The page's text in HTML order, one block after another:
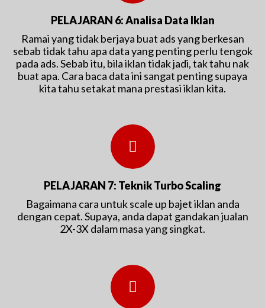
PELAJARAN 6: Analisa Data Iklan
Ramai yang tidak berjaya buat ads yang berkesan
sebab tidak tahu apa data yang penting perlu tengok
pada ads. Sebab itu, bila iklan tidak jadi, tak tahu nak
buat apa. Cara baca data ini sangat penting supaya
kita tahu setakat mana prestasi iklan kita.
PELAJARAN 7: Teknik Turbo Scaling
Bagaimana cara untuk scale up bajet iklan anda
dengan cepat. Supaya, anda dapat gandakan jualan
2X-3X dalam masa yang singkat.